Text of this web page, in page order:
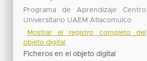
Programa de Aprendizaje Centro
Universitario UAEM Atlacomulco
Mostrar el registro completo del
objeto digital
Ficheros en el objeto digital